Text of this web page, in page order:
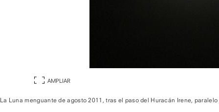
AMPLIAR
La Luna menguante de agosto 2011, tras el paso del Huracán Irene,